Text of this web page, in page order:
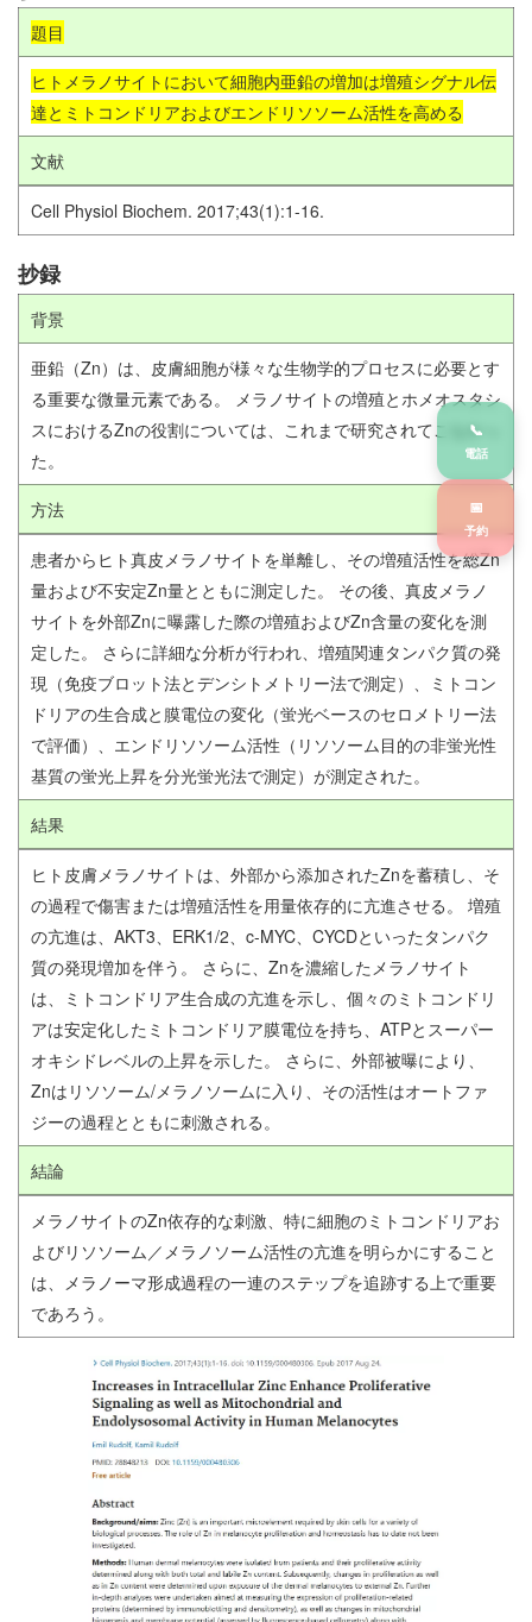
題目
ヒトメラノサイトにおいて細胞内亜鉛の増加は増殖シグナル伝
達とミトコンドリアおよびエンドリソソーム活性を高める
文献
Cell Physiol Biochem. 2017;43(1):1-16.
抄録
背景
亜鉛（Zn）は、皮膚細胞が様々な生物学的プロセスに必要とす
る重要な微量元素である。 メラノサイトの増殖とホメオスタシ
スにおけるZnの役割については、これまで研究されてこなかっ
た。
方法
患者からヒト真皮メラノサイトを単離し、その増殖活性を総Zn
量および不安定Zn量とともに測定した。 その後、真皮メラノ
サイトを外部Znに曝露した際の増殖およびZn含量の変化を測
定した。 さらに詳細な分析が行われ、増殖関連タンパク質の発
現（免疫ブロット法とデンシトメトリー法で測定）、ミトコン
ドリアの生合成と膜電位の変化（蛍光ベースのセロメトリー法
で評価）、エンドリソソーム活性（リソソーム目的の非蛍光性
基質の蛍光上昇を分光蛍光法で測定）が測定された。
結果
ヒト皮膚メラノサイトは、外部から添加されたZnを蓄積し、そ
の過程で傷害または増殖活性を用量依存的に亢進させる。 増殖
の亢進は、AKT3、ERK1/2、c-MYC、CYCDといったタンパク
質の発現増加を伴う。 さらに、Znを濃縮したメラノサイト
は、ミトコンドリア生合成の亢進を示し、個々のミトコンドリ
アは安定化したミトコンドリア膜電位を持ち、ATPとスーパー
オキシドレベルの上昇を示した。 さらに、外部被曝により、
Znはリソソーム/メラノソームに入り、その活性はオートファ
ジーの過程とともに刺激される。
結論
メラノサイトのZn依存的な刺激、特に細胞のミトコンドリアお
よびリソソーム／メラノソーム活性の亢進を明らかにすること
は、メラノーマ形成過程の一連のステップを追跡する上で重要
であろう。
📞
電話
📅
予約